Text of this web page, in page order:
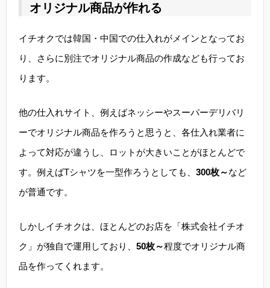
オリジナル商品が作れる
イチオクでは韓国・中国での仕入れがメインとなってお
り、さらに別注でオリジナル商品の作成なども行ってお
ります。
他の仕入れサイト、例えばネッシーやスーパーデリバリ
ーでオリジナル商品を作ろうと思うと、各仕入れ業者に
よって対応が違うし、ロットが大きいことがほとんどで
す。例えばTシャツを一型作ろうとしても、 300枚～など
が普通です。
しかしイチオクは、ほとんどのお店を「株式会社イチオ
ク」が独自で運用しており、 50枚～程度でオリジナル商
品を作ってくれます。